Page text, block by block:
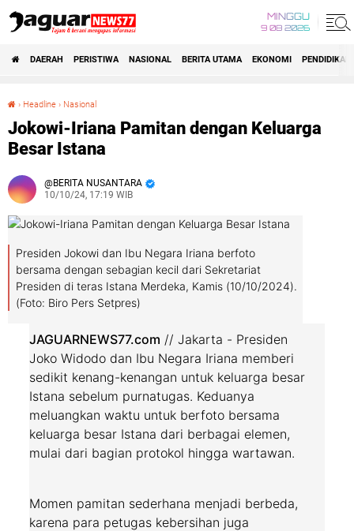
MINGGU
9 08 2026
DAERAH PERISTIWA NASIONAL BERITA UTAMA EKONOMI PENDIDIKAN
› Headline › Nasional
Jokowi-Iriana Pamitan dengan Keluarga
Besar Istana
BERITA NUSANTARA
10/10/24, 17:19 WIB
Presiden Jokowi dan Ibu Negara Iriana berfoto
bersama dengan sebagian kecil dari Sekretariat
Presiden di teras Istana Merdeka, Kamis (10/10/2024).
(Foto: Biro Pers Setpres)
JAGUARNEWS77.com // Jakarta - Presiden
Joko Widodo dan Ibu Negara Iriana memberi
sedikit kenang-kenangan untuk keluarga besar
Istana sebelum purnatugas. Keduanya
meluangkan waktu untuk berfoto bersama
keluarga besar Istana dari berbagai elemen,
mulai dari bagian protokol hingga wartawan.
Momen pamitan sederhana menjadi berbeda,
karena para petugas kebersihan juga